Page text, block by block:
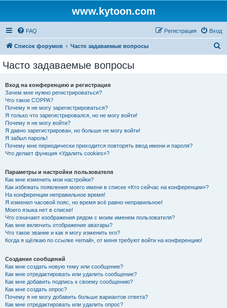
www.kytoon.com
FAQ Вход
Регистрация
Список форумов Часто задаваемые вопросы
Часто задаваемые вопросы
Вход на конференцию и регистрация
Зачем мне нужно регистрироваться?
Что такое COPPA?
Почему я не могу зарегистрироваться?
Я только что зарегистрировался, но не могу войти!
Почему я не могу войти?
Я давно зарегистрирован, но больше не могу войти!
Я забыл пароль!
Почему мне периодически приходится повторять ввод имени и пароля?
Что делает функция «Удалить cookies»?
Параметры и настройки пользователя
Как мне изменить мои настройки?
Как избежать появления моего имени в списке «Кто сейчас на конференции»?
На конференции неправильное время!
Я изменил часовой пояс, но время всё равно неправильное!
Моего языка нет в списке!
Что означают изображения рядом с моим именем пользователя?
Как мне включить отображение аватары?
Что такое звание и как я могу изменить его?
Когда я щёлкаю по ссылке «email», от меня требуют войти на конференцию!
Создание сообщений
Как мне создать новую тему или сообщение?
Как мне отредактировать или удалить сообщение?
Как мне добавить подпись к своему сообщению?
Как мне создать опрос?
Почему я не могу добавить больше вариантов ответа?
Как мне отредактировать или удалить опрос?